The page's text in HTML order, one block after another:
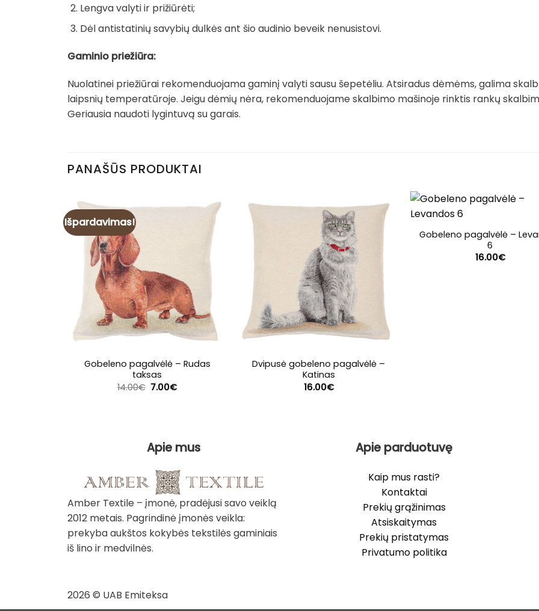
Lengva valyti ir prižiūrėti;
Dėl antistatinių savybių dulkės ant šio audinio beveik nenusistovi.
Gaminio priežiūra:
Nuolatinei priežiūrai rekomenduojama gaminį valyti sausu šepetėliu. Atsiradus dėmėms, galima
laipsnių temperatūroje. Jeigu dėmių nėra, rekomenduojame skalbimo mašinoje rinktis rankų
Geriausia naudoti lygintuvą su garais.
PANAŠŪS PRODUKTAI
Išpardavimas!
Gobeleno pagalvėlė – Rudas
taksas
14.00€ Original
7.00€Current
Dvipusė gobeleno pagalvėlė –
Katinas
16.00€
Gobeleno pagalvėlė –
6
16.00€
Apie mus
Amber Textile – įmonė, pradėjusi savo veiklą
2012 metais. Pagrindinė įmonės veikla:
prekyba aukštos kokybės tekstilės gaminiais
iš lino ir medvilnės.
Apie parduotuvę
Kaip mus rasti?
Kontaktai
Prekių grąžinimas
Atsiskaitymas
Prekių pristatymas
Privatumo politika
2026 © UAB Emiteksa